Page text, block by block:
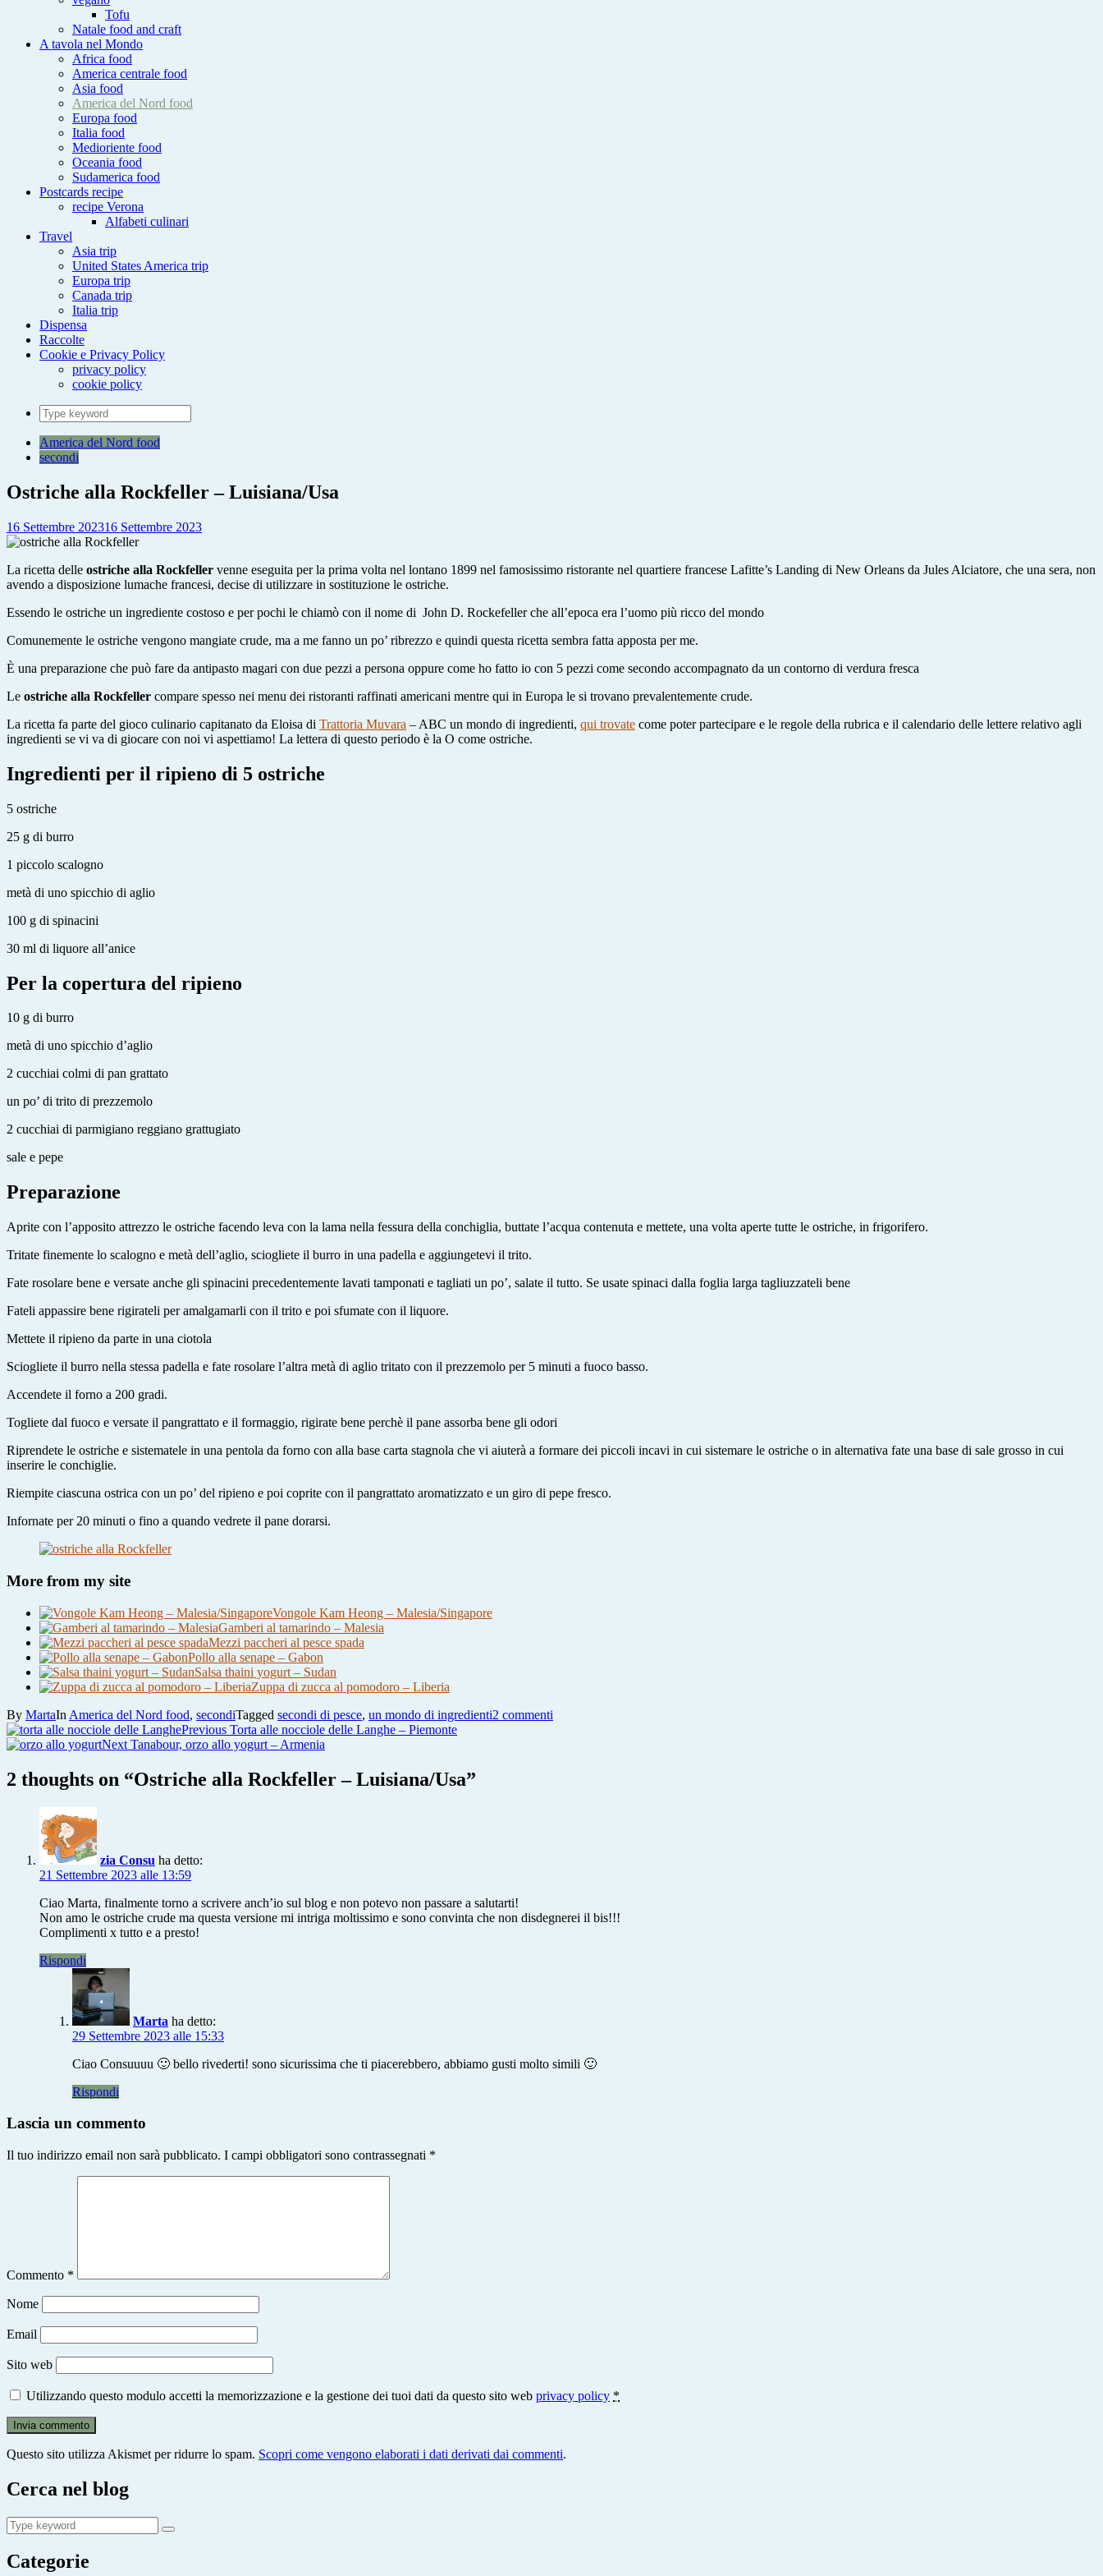
Tofu
Natale food and craft
A tavola nel Mondo
Africa food
America centrale food
Asia food
America del Nord food
Europa food
Italia food
Medioriente food
Oceania food
Sudamerica food
Postcards recipe
recipe Verona
Alfabeti culinari
Travel
Asia trip
United States America trip
Europa trip
Canada trip
Italia trip
Dispensa
Raccolte
Cookie e Privacy Policy
privacy policy
cookie policy
Search
for:
America del Nord food
secondi
Ostriche alla Rockfeller – Luisiana/Usa
16 Settembre 202316 Settembre 2023
La ricetta delle ostriche alla Rockfeller venne eseguita per la prima volta nel lontano 1899 nel famosissimo ristorante nel quartiere francese Lafitte’s Landing di New Orleans da Jules Alciatore, che una sera, non
avendo a disposizione lumache francesi, decise di utilizzare in sostituzione le ostriche.
Essendo le ostriche un ingrediente costoso e per pochi le chiamò con il nome di John D. Rockefeller che all’epoca era l’uomo più ricco del mondo
Comunemente le ostriche vengono mangiate crude, ma a me fanno un po’ ribrezzo e quindi questa ricetta sembra fatta apposta per me.
È una preparazione che può fare da antipasto magari con due pezzi a persona oppure come ho fatto io con 5 pezzi come secondo accompagnato da un contorno di verdura fresca
Le ostriche alla Rockfeller compare spesso nei menu dei ristoranti raffinati americani mentre qui in Europa le si trovano prevalentemente crude.
La ricetta fa parte del gioco culinario capitanato da Eloisa di Trattoria Muvara – ABC un mondo di ingredienti, qui trovate come poter partecipare e le regole della rubrica e il calendario delle lettere relativo agli
ingredienti se vi va di giocare con noi vi aspettiamo! La lettera di questo periodo è la O come ostriche.
Ingredienti per il ripieno di 5 ostriche
5 ostriche
25 g di burro
1 piccolo scalogno
metà di uno spicchio di aglio
100 g di spinacini
30 ml di liquore all’anice
Per la copertura del ripieno
10 g di burro
metà di uno spicchio d’aglio
2 cucchiai colmi di pan grattato
un po’ di trito di prezzemolo
2 cucchiai di parmigiano reggiano grattugiato
sale e pepe
Preparazione
Aprite con l’apposito attrezzo le ostriche facendo leva con la lama nella fessura della conchiglia, buttate l’acqua contenuta e mettete, una volta aperte tutte le ostriche, in frigorifero.
Tritate finemente lo scalogno e metà dell’aglio, sciogliete il burro in una padella e aggiungetevi il trito.
Fate rosolare bene e versate anche gli spinacini precedentemente lavati tamponati e tagliati un po’, salate il tutto. Se usate spinaci dalla foglia larga tagliuzzateli bene
Fateli appassire bene rigirateli per amalgamarli con il trito e poi sfumate con il liquore.
Mettete il ripieno da parte in una ciotola
Sciogliete il burro nella stessa padella e fate rosolare l’altra metà di aglio tritato con il prezzemolo per 5 minuti a fuoco basso.
Accendete il forno a 200 gradi.
Togliete dal fuoco e versate il pangrattato e il formaggio, rigirate bene perchè il pane assorba bene gli odori
Riprendete le ostriche e sistematele in una pentola da forno con alla base carta stagnola che vi aiuterà a formare dei piccoli incavi in cui sistemare le ostriche o in alternativa fate una base di sale grosso in cui
inserire le conchiglie.
Riempite ciascuna ostrica con un po’ del ripieno e poi coprite con il pangrattato aromatizzato e un giro di pepe fresco.
Infornate per 20 minuti o fino a quando vedrete il pane dorarsi.
More from my site
Vongole Kam Heong – Malesia/Singapore
Gamberi al tamarindo – Malesia
Mezzi paccheri al pesce spada
Pollo alla senape – Gabon
Salsa thaini yogurt – Sudan
Zuppa di zucca al pomodoro – Liberia
By MartaIn America del Nord food, secondiTagged secondi di pesce, un mondo di ingredienti2 commenti
Navigazione
articoli
Previous Previous
post:
Torta alle nocciole delle Langhe – Piemonte
Next Next
Tanabour, orzo allo yogurt – Armenia
2 thoughts on “Ostriche alla Rockfeller – Luisiana/Usa”
zia Consu ha detto:
21 Settembre 2023 alle 13:59
Ciao Marta, finalmente torno a scrivere anch’io sul blog e non potevo non passare a salutarti!
Non amo le ostriche crude ma questa versione mi intriga moltissimo e sono convinta che non disdegnerei il bis!!!
Complimenti x tutto e a presto!
Rispondi
Marta ha detto:
29 Settembre 2023 alle 15:33
Ciao Consuuuu 🙂 bello rivederti! sono sicurissima che ti piacerebbero, abbiamo gusti molto simili 🙂
Rispondi
Lascia un commento
Il tuo indirizzo email non sarà pubblicato. I campi obbligatori sono contrassegnati *
Commento *
Nome
Email
Sito web
Utilizzando questo modulo accetti la memorizzazione e la gestione dei tuoi dati da questo sito web privacy policy *
Questo sito utilizza Akismet per ridurre lo spam. Scopri come vengono elaborati i dati derivati dai commenti.
Cerca nel blog
Search
for:
Search
Categorie